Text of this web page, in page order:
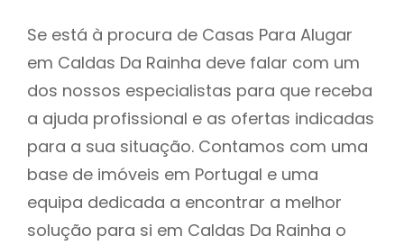
Se está à procura de Casas Para Alugar
em Caldas Da Rainha deve falar com um
dos nossos especialistas para que receba
a ajuda profissional e as ofertas indicadas
para a sua situação. Contamos com uma
base de imóveis em Portugal e uma
equipa dedicada a encontrar a melhor
solução para si em Caldas Da Rainha o